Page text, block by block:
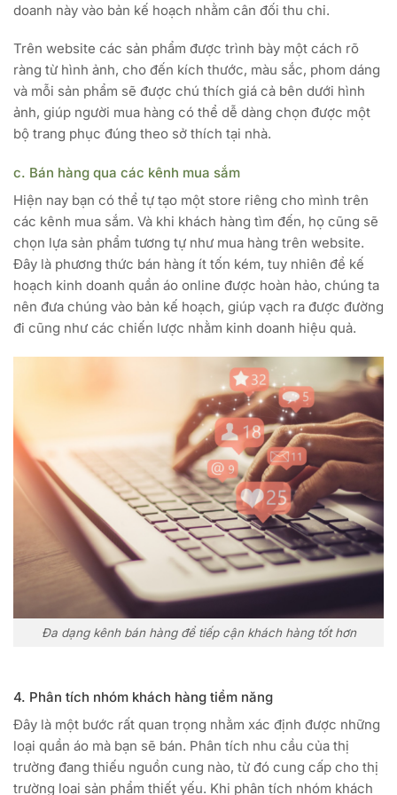
doanh này vào bản kế hoạch nhằm cân đối thu chi.
Trên website các sản phẩm được trình bày một cách rõ
ràng từ hình ảnh, cho đến kích thước, màu sắc, phom dáng
và mỗi sản phẩm sẽ được chú thích giá cả bên dưới hình
ảnh, giúp người mua hàng có thể dễ dàng chọn được một
bộ trang phục đúng theo sở thích tại nhà.
c. Bán hàng qua các kênh mua sắm
Hiện nay bạn có thể tự tạo một store riêng cho mình trên
các kênh mua sắm. Và khi khách hàng tìm đến, họ cũng sẽ
chọn lựa sản phẩm tương tự như mua hàng trên website.
Đây là phương thức bán hàng ít tốn kém, tuy nhiên để kế
hoạch kinh doanh quần áo online được hoàn hảo, chúng ta
nên đưa chúng vào bản kế hoạch, giúp vạch ra được đường
đi cũng như các chiến lược nhằm kinh doanh hiệu quả.
Đa dạng kênh bán hàng để tiếp cận khách hàng tốt hơn
4. Phân tích nhóm khách hàng tiềm năng
Đây là một bước rất quan trọng nhằm xác định được những
loại quần áo mà bạn sẽ bán. Phân tích nhu cầu của thị
trường đang thiếu nguồn cung nào, từ đó cung cấp cho thị
trường loại sản phẩm thiết yếu. Khi phân tích nhóm khách